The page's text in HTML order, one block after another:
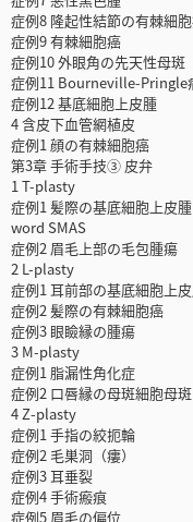
症例8 隆起性結節の有棘細
症例9 有棘細胞癌
症例10 外眼角の先天性母斑
症例11 Bourneville-Pringle
症例12 基底細胞上皮腫
4 含皮下血管網植皮
症例1 顔の有棘細胞癌
第3章 手術手技③ 皮弁
1 T-plasty
症例1 髪際の基底細胞上皮腫
word SMAS
症例2 眉毛上部の毛包腫瘍
2 L-plasty
症例1 耳前部の基底細胞上
症例2 髪際の有棘細胞癌
症例3 眼瞼縁の腫瘍
3 M-plasty
症例1 脂漏性角化症
症例2 口唇縁の母斑細胞母斑
4 Z-plasty
症例1 手指の絞扼輪
症例2 毛巣洞（瘻）
症例3 耳垂裂
症例4 手術瘢痕
症例5 眉毛の偏位